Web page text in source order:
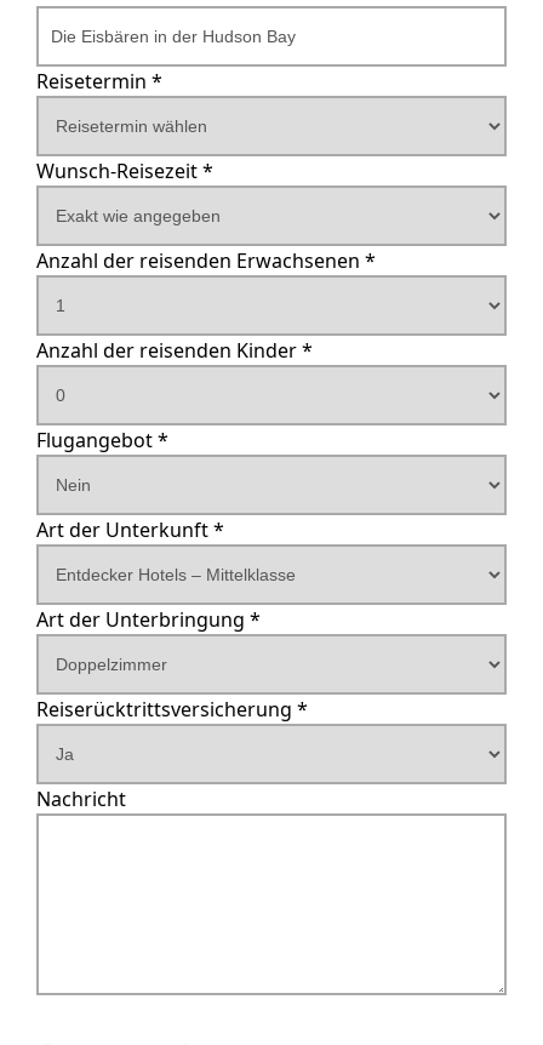
Reisetermin *
Wunsch-Reisezeit *
Reisedauer in Tagen
Anzahl der reisenden Erwachsenen *
Anzahl der reisenden Kinder *
Alter des ersten Kindes
Alter des zweiten Kindes
Alter des dritten Kindes
Alter des vierten Kindes
Alter des fünften Kindes
Flugangebot *
Abflughafen
Art der Unterkunft *
Art der Unterbringung *
Reiserücktrittsversicherung *
Nachricht